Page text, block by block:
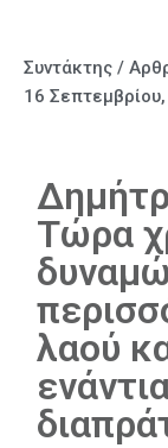
Συντάκτης /
16
Τώρα
λαού